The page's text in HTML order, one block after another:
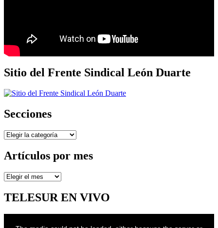
Sitio del Frente Sindical León Duarte
Secciones
Secciones
Artículos por mes
Artículos
mes
TELESUR EN VIVO